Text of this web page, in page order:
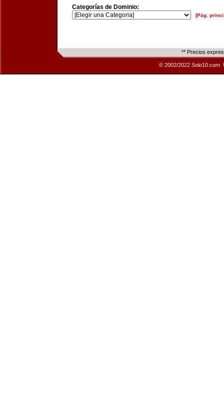
Categorías de Dominio:
[Pág.
** Precios
© 2002/2022 Solo10.com